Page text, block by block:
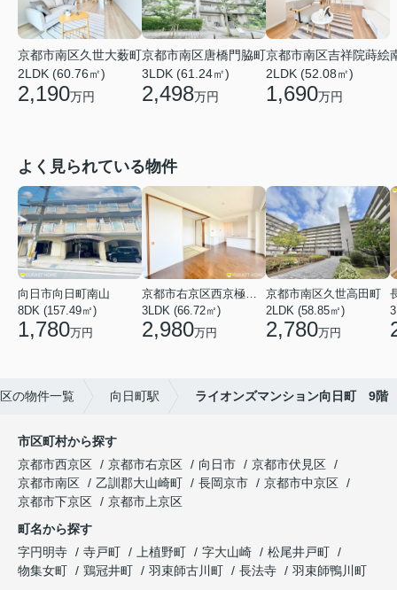
京都市南区久世大薮町
2LDK (60.76㎡)
2,190万円
京都市南区唐橋門脇町
3LDK (61.24㎡)
2,498万円
京都市南区吉祥院蒔絵
2LDK (52.08㎡)
1,690万円
よく見られている物件
向日市向日町南山
8DK (157.49㎡)
1,780万円
京都市右京区西京極河原町
3LDK (66.72㎡)
2,980万円
京都市南区久世高田町
2LDK (58.85㎡)
2,780万円
の物件一覧 向日町駅 ライオンズマンション向日町 9階
市区町村から探す
京都市西京区
京都市右京区 向日市
京都市伏見区
京都市南区
乙訓郡大山崎町 長岡京市
京都市中京区
京都市下京区
京都市上京区
町名から探す
字円明寺
寺戸町 上植野町 字大山崎
松尾井戸町
物集女町
鶏冠井町 羽束師古川町 長法寺
羽束師鴨川町